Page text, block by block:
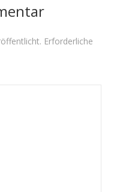
Erforderliche